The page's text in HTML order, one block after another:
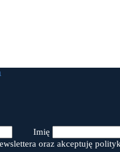
Imię
oraz akceptuję